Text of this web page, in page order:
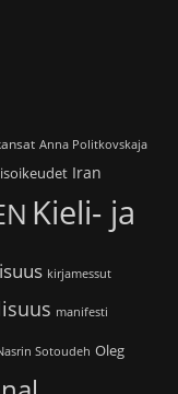
Anna Politkovskaja
Iran
Kieli- ja
kirjamessut
manifesti
Sotoudeh Oleg